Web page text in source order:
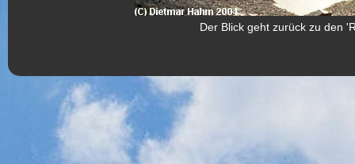
Der Blick geht zurück zu den